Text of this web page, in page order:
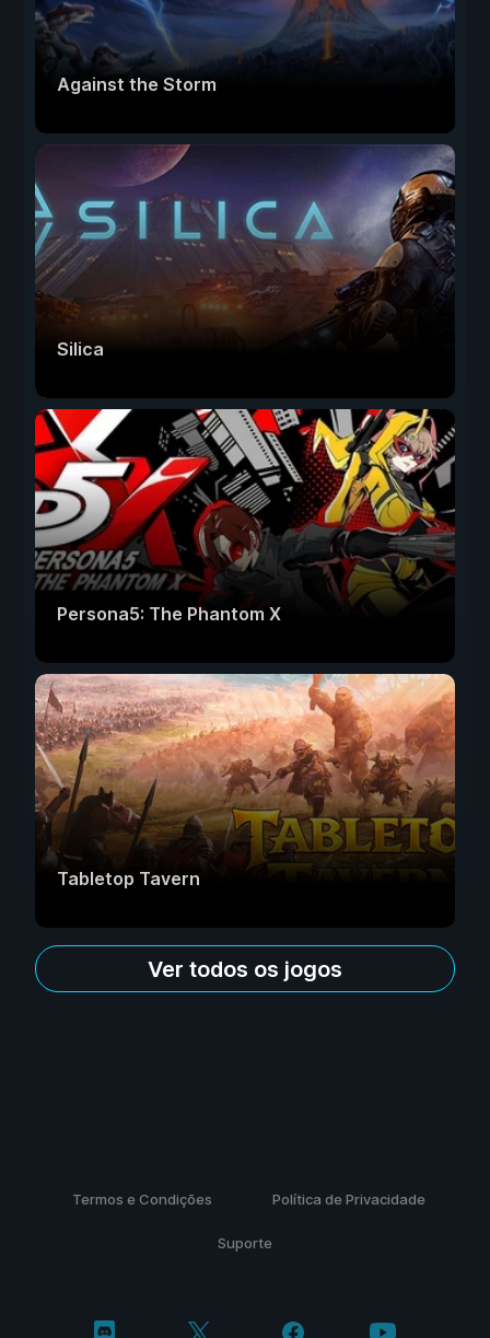
Against the Storm
Silica
Persona5: The Phantom X
Tabletop Tavern
Ver todos os jogos
Termos e Condições Política de Privacidade
Suporte